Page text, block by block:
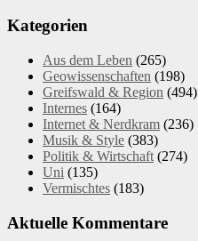
Kategorien
Aus dem Leben (265)
Geowissenschaften (198)
Greifswald & Region (494)
Internes (164)
Internet & Nerdkram (236)
Musik & Style (383)
Politik & Wirtschaft (274)
Uni (135)
Vermischtes (183)
Aktuelle Kommentare